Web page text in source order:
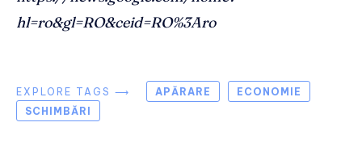
hl=ro&gl=RO&ceid=RO%3Aro
EXPLORE TAGS ⟶ APĂRARE
ECONOMIE
SCHIMBĂRI